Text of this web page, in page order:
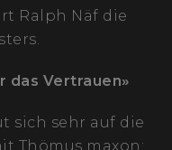
Ralph Näf die
das Vertrauen»
sich sehr auf die
Thömus maxon: